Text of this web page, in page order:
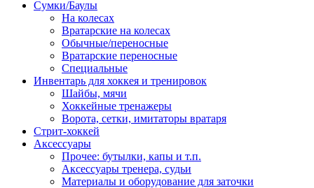
Сумки/Баулы
На колесах
Вратарские на колесах
Обычные/переносные
Вратарские переносные
Специальные
Инвентарь для хоккея и тренировок
Шайбы, мячи
Хоккейные тренажеры
Ворота, сетки, имитаторы вратаря
Стрит-хоккей
Аксессуары
Прочее: бутылки, капы и т.п.
Аксессуары тренера, судьи
Материалы и оборудование для заточки